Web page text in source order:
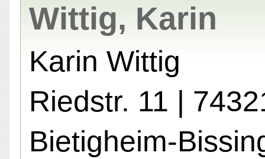
Wittig, Karin
Karin Wittig
Riedstr. 11 |
Bietigheim-